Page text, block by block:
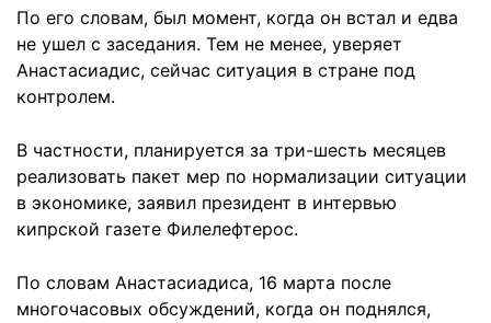
По его словам, был момент, когда он встал и едва
не ушел с заседания. Тем не менее, уверяет
Анастасиадис, сейчас ситуация в стране под
контролем.
В частности, планируется за три-шесть месяцев
реализовать пакет мер по нормализации ситуации
в экономике, заявил президент в интервью
кипрской газете Филелефтерос.
По словам Анастасиадиса, 16 марта после
многочасовых обсуждений, когда он поднялся,